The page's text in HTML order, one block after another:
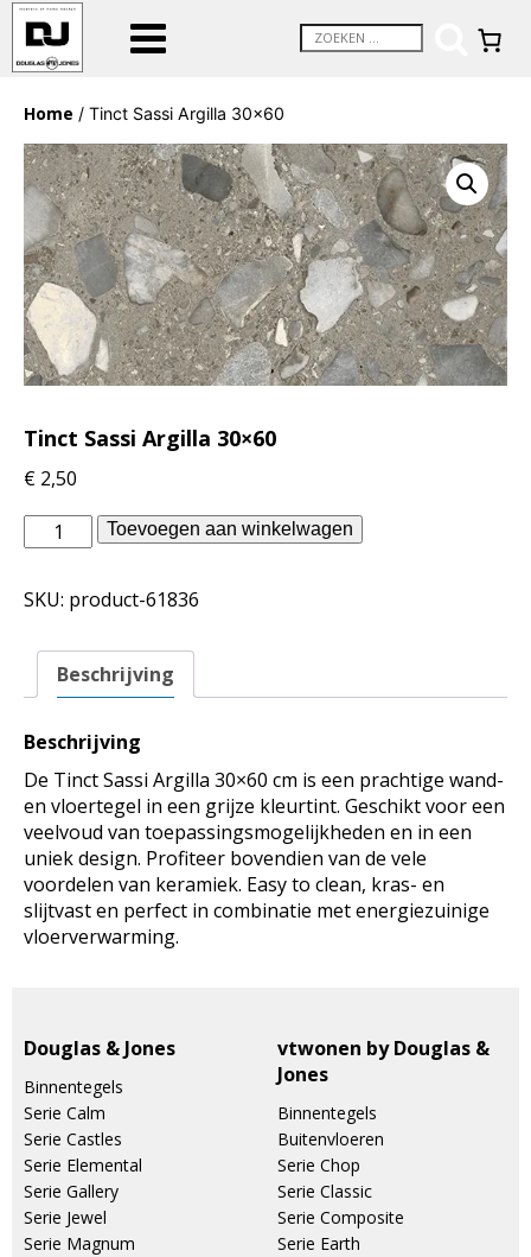
Home / Tinct Sassi Argilla 30×60
Tinct Sassi Argilla 30×60
€ 2,50
Douglas
Jones
-
Sassi
Argilla
aantal
Toevoegen aan winkelwagen
SKU: product-61836
Beschrijving
Beschrijving
De Tinct Sassi Argilla 30×60 cm is een prachtige wand-
en vloertegel in een grijze kleurtint. Geschikt voor een
veelvoud van toepassingsmogelijkheden en in een
uniek design. Profiteer bovendien van de vele
voordelen van keramiek. Easy to clean, kras- en
slijtvast en perfect in combinatie met energiezuinige
vloerverwarming.
Douglas & Jones
Binnentegels
Serie Calm
Serie Castles
Serie Elemental
Serie Gallery
Serie Jewel
Serie Magnum
vtwonen by Douglas &
Jones
Binnentegels
Buitenvloeren
Serie Chop
Serie Classic
Serie Composite
Serie Earth